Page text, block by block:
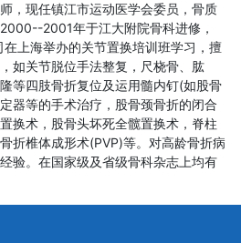
，现任镇江市运动医学会委员，骨质
2001年于江大附院骨科进修，
上海举办的关节置换培训班学习，擅
如关节脱位手法整复，尺桡骨、肱
等四肢骨折复位及运用髓内钉(如股骨
器等的手术治疗，股骨颈骨折的闭合
换术，股骨头坏死全髋置换术，脊柱
折椎体成形术(PVP)等。对高龄骨折病
验。在国家级及省级骨科杂志上均有